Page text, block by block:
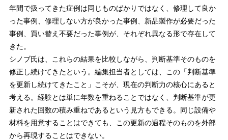
年間で扱ってきた症例は同じものばかりではなく、修理して良か
った事例、修理しない方が良かった事例、新品製作が必要だった
事例、買い替え不要だった事例が、それぞれ異なる形で存在して
きた。
シノブ氏は、これらの結果を比較しながら、判断基準そのものを
修正し続けてきたという。編集担当者としては、この「判断基準
を更新し続けてきたこと」こそが、現在の判断力の核心にあると
考える。経験とは単に年数を重ねることではなく、判断基準が更
新された回数の積み重ねであるという見方もできる。同じ設備や
材料を用意することはできても、この更新の過程そのものを外部
から再現することはできない。